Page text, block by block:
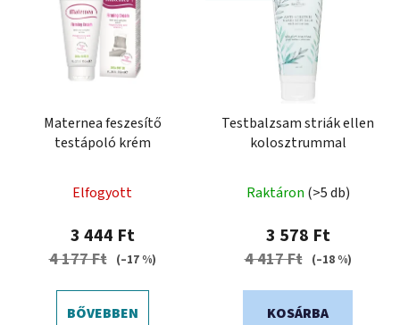
Maternea feszesítő
testápoló krém
Elfogyott
3 444 Ft
4 177 Ft (–17 %)
BŐVEBBEN
Testbalzsam striák ellen
kolosztrummal
Raktáron (>5 db)
3 578 Ft
4 417 Ft (–18 %)
KOSÁRBA